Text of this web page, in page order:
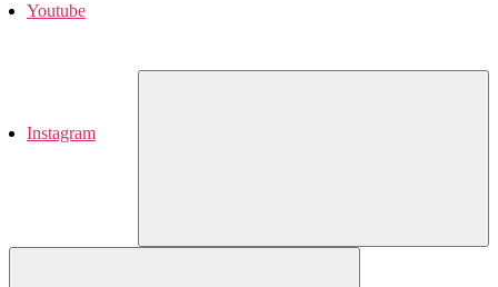
Youtube
Instagram